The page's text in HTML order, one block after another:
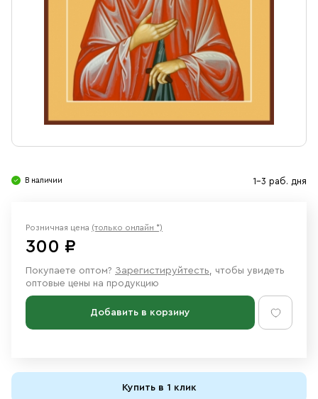
Ювелирные изделия
В наличии 1-3 раб. дня
Розничная цена (только онлайн *)
300 ₽
Покупаете оптом? Зарегистируйтесть, чтобы увидеть
оптовые цены на продукцию
Добавить в корзину
Купить в 1 клик